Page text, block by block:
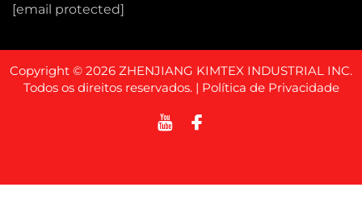
[email protected]
Copyright © 2026 ZHENJIANG KIMTEX INDUSTRIAL INC.
Todos os direitos reservados. | Política de Privacidade